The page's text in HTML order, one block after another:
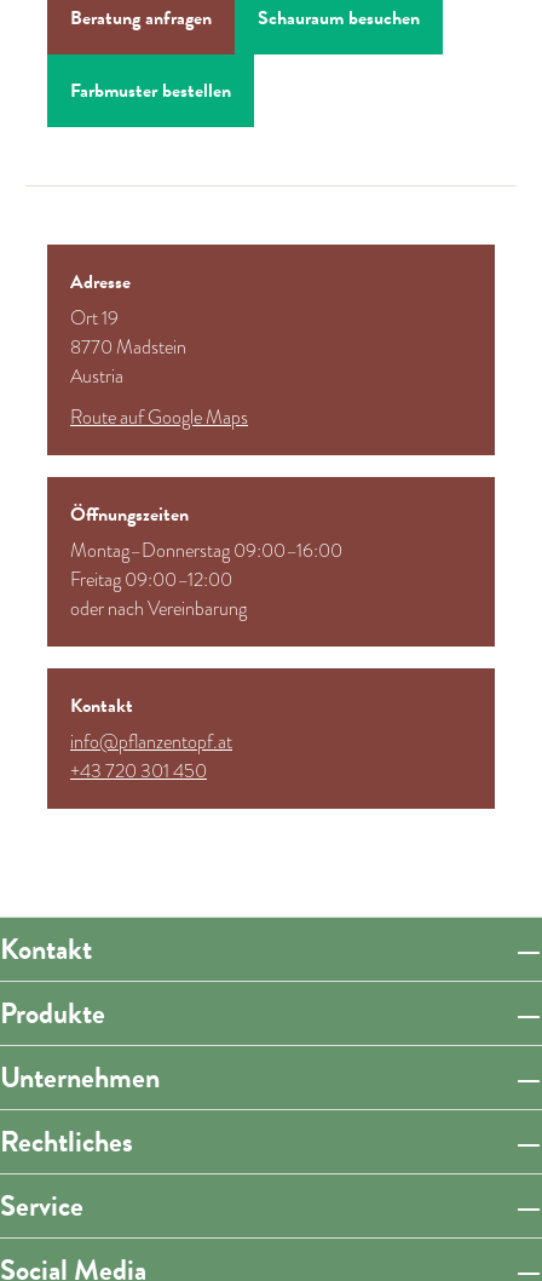
Beratung anfragen Schauraum besuchen
Farbmuster bestellen
Adresse
Ort 19
8770 Madstein
Austria
Route auf Google Maps
Öffnungszeiten
Montag–Donnerstag 09:00–16:00
Freitag 09:00–12:00
oder nach Vereinbarung
Kontakt
info@pflanzentopf.at
+43 720 301 450
Kontakt
Produkte
Unternehmen
Rechtliches
Service
Social Media